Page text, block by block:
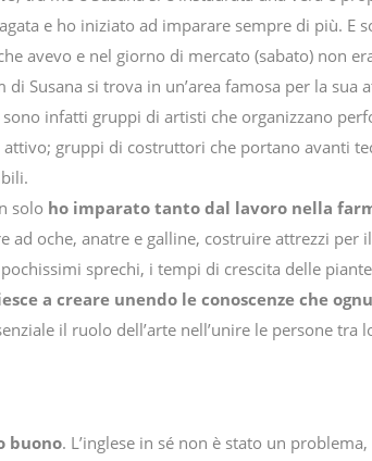
e ho iniziato ad imparare sempre di più. E
avevo e nel giorno di mercato (sabato) non
Susana si trova in un’area famosa per la sua
infatti gruppi di artisti che organizzano
gruppi di costruttori che portano avanti
solo ho imparato tanto dal lavoro nella
oche, anatre e galline, costruire attrezzi
sprechi, i tempi di crescita delle
a creare unendo le conoscenze che
il ruolo dell’arte nell’unire le persone
buono. L’inglese in sé non è stato un